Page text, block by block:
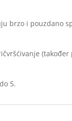
brzo i pouzdano
5.